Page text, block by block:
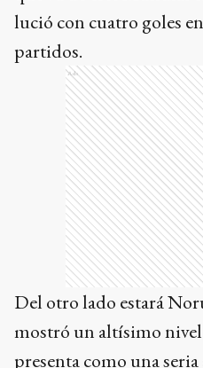
que va de este Mundial
lució con cuatro goles
partidos.
Ads
Del otro lado estará
mostró un altísimo nivel